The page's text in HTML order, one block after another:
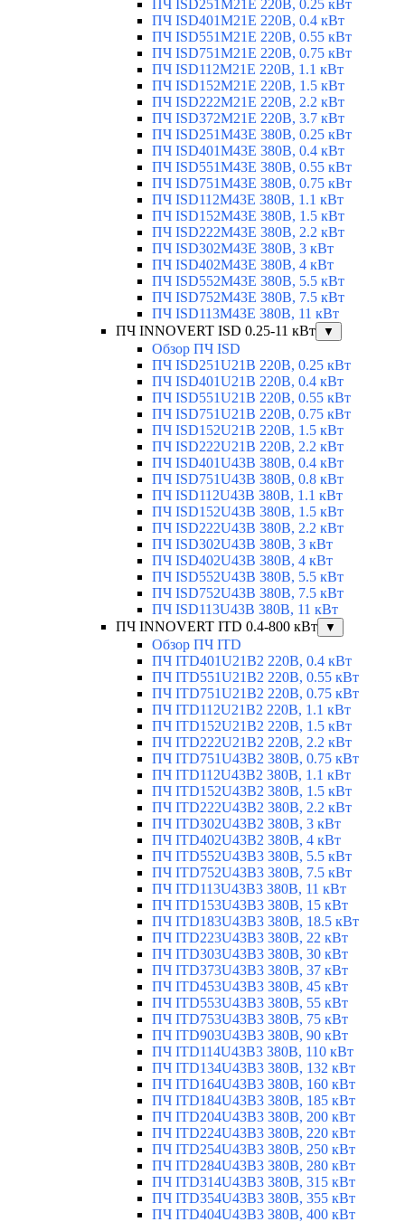
ПЧ ISD251M21E 220В, 0.25 кВт
ПЧ ISD401M21E 220В, 0.4 кВт
ПЧ ISD551M21E 220В, 0.55 кВт
ПЧ ISD751M21E 220В, 0.75 кВт
ПЧ ISD112M21E 220В, 1.1 кВт
ПЧ ISD152M21E 220В, 1.5 кВт
ПЧ ISD222M21E 220В, 2.2 кВт
ПЧ ISD372M21E 220В, 3.7 кВт
ПЧ ISD251M43E 380В, 0.25 кВт
ПЧ ISD401M43E 380В, 0.4 кВт
ПЧ ISD551M43E 380В, 0.55 кВт
ПЧ ISD751M43E 380В, 0.75 кВт
ПЧ ISD112M43E 380В, 1.1 кВт
ПЧ ISD152M43E 380В, 1.5 кВт
ПЧ ISD222M43E 380В, 2.2 кВт
ПЧ ISD302M43E 380В, 3 кВт
ПЧ ISD402M43E 380В, 4 кВт
ПЧ ISD552M43E 380В, 5.5 кВт
ПЧ ISD752M43E 380В, 7.5 кВт
ПЧ ISD113M43E 380В, 11 кВт
ПЧ INNOVERT ISD 0.25-11 кВт
▼
Обзор ПЧ ISD
ПЧ ISD251U21B 220В, 0.25 кВт
ПЧ ISD401U21B 220В, 0.4 кВт
ПЧ ISD551U21B 220В, 0.55 кВт
ПЧ ISD751U21B 220В, 0.75 кВт
ПЧ ISD152U21B 220В, 1.5 кВт
ПЧ ISD222U21B 220В, 2.2 кВт
ПЧ ISD401U43B 380В, 0.4 кВт
ПЧ ISD751U43B 380В, 0.8 кВт
ПЧ ISD112U43B 380В, 1.1 кВт
ПЧ ISD152U43B 380В, 1.5 кВт
ПЧ ISD222U43B 380В, 2.2 кВт
ПЧ ISD302U43B 380В, 3 кВт
ПЧ ISD402U43B 380В, 4 кВт
ПЧ ISD552U43B 380В, 5.5 кВт
ПЧ ISD752U43B 380В, 7.5 кВт
ПЧ ISD113U43B 380В, 11 кВт
ПЧ INNOVERT ITD 0.4-800 кВт
▼
Обзор ПЧ ITD
ПЧ ITD401U21B2 220В, 0.4 кВт
ПЧ ITD551U21B2 220В, 0.55 кВт
ПЧ ITD751U21B2 220В, 0.75 кВт
ПЧ ITD112U21B2 220В, 1.1 кВт
ПЧ ITD152U21B2 220В, 1.5 кВт
ПЧ ITD222U21B2 220В, 2.2 кВт
ПЧ ITD751U43B2 380В, 0.75 кВт
ПЧ ITD112U43B2 380В, 1.1 кВт
ПЧ ITD152U43B2 380В, 1.5 кВт
ПЧ ITD222U43B2 380В, 2.2 кВт
ПЧ ITD302U43B2 380В, 3 кВт
ПЧ ITD402U43B2 380В, 4 кВт
ПЧ ITD552U43B3 380В, 5.5 кВт
ПЧ ITD752U43B3 380В, 7.5 кВт
ПЧ ITD113U43B3 380В, 11 кВт
ПЧ ITD153U43B3 380В, 15 кВт
ПЧ ITD183U43B3 380В, 18.5 кВт
ПЧ ITD223U43B3 380В, 22 кВт
ПЧ ITD303U43B3 380В, 30 кВт
ПЧ ITD373U43B3 380В, 37 кВт
ПЧ ITD453U43B3 380В, 45 кВт
ПЧ ITD553U43B3 380В, 55 кВт
ПЧ ITD753U43B3 380В, 75 кВт
ПЧ ITD903U43B3 380В, 90 кВт
ПЧ ITD114U43B3 380В, 110 кВт
ПЧ ITD134U43B3 380В, 132 кВт
ПЧ ITD164U43B3 380В, 160 кВт
ПЧ ITD184U43B3 380В, 185 кВт
ПЧ ITD204U43B3 380В, 200 кВт
ПЧ ITD224U43B3 380В, 220 кВт
ПЧ ITD254U43B3 380В, 250 кВт
ПЧ ITD284U43B3 380В, 280 кВт
ПЧ ITD314U43B3 380В, 315 кВт
ПЧ ITD354U43B3 380В, 355 кВт
ПЧ ITD404U43B3 380В, 400 кВт